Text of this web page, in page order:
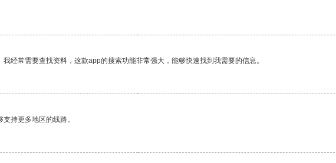
经常需要查找资料，这款app的搜索功能非常强大，能够快速找到我需要的信息。
持更多地区的线路。